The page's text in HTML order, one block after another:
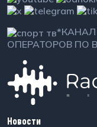
*КАНАЛ
ОПЕРАТОРОВ ПО
Новости